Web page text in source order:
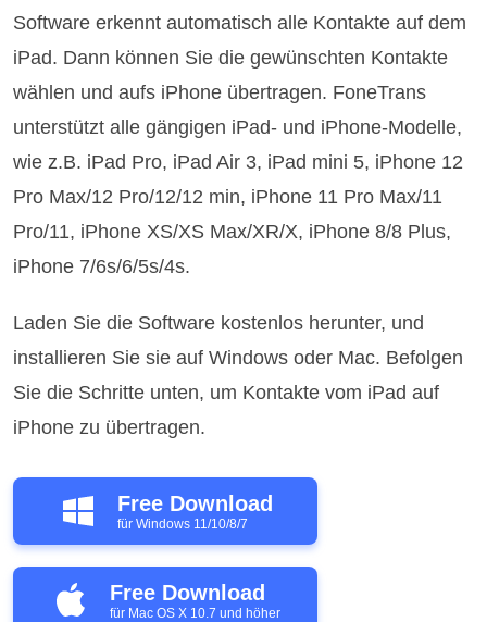
Software erkennt automatisch alle Kontakte auf dem
iPad. Dann können Sie die gewünschten Kontakte
wählen und aufs iPhone übertragen. FoneTrans
unterstützt alle gängigen iPad- und iPhone-Modelle,
wie z.B. iPad Pro, iPad Air 3, iPad mini 5, iPhone 12
Pro Max/12 Pro/12/12 min, iPhone 11 Pro Max/11
Pro/11, iPhone XS/XS Max/XR/X, iPhone 8/8 Plus,
iPhone 7/6s/6/5s/4s.
Laden Sie die Software kostenlos herunter, und
installieren Sie sie auf Windows oder Mac. Befolgen
Sie die Schritte unten, um Kontakte vom iPad auf
iPhone zu übertragen.
Free Download
für Windows 11/10/8/7
Free Download
für Mac OS X 10.7 und höher